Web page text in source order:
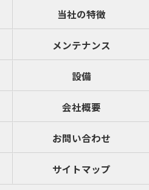
当社の特徴
メンテナンス
設備
会社概要
お問い合わせ
サイトマップ